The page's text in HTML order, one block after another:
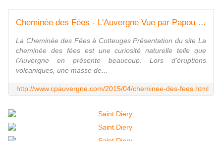
Cheminée des Fées - L'Auvergne Vue par Papou Poustache
La Cheminée des Fées à Cotteuges Présentation du site La
cheminée des fées est une curiosité naturelle telle que
l'Auvergne en présente beaucoup. Lors d'éruptions
volcaniques, une masse de...
http://www.cpauvergne.com/2015/04/cheminee-des-fees.html